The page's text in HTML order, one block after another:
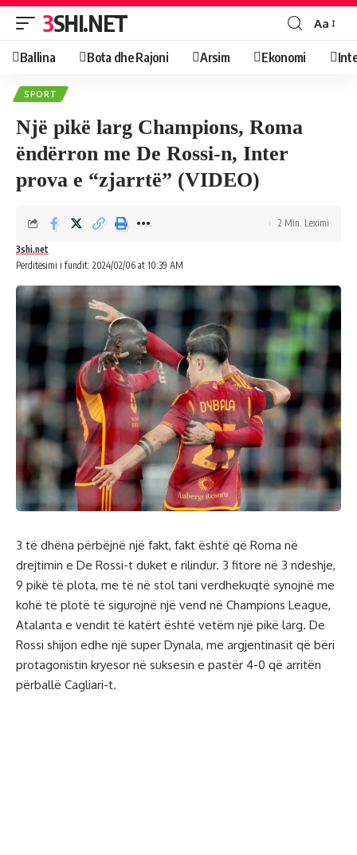
3SHI.NET Aa
Ballina Bota dhe Rajoni Arsim Ekonomi
SPORT
Një pikë larg Champions, Roma
ëndërron me De Rossi-n, Inter
prova e “zjarrtë” (VIDEO)
Përditësimi i fundit: 2024/02/06 at 10:39 AM
3shi.net
2 Min. Leximi
3 të dhëna përbëjnë një fakt, fakt është që Roma në
drejtimin e De Rossi-t duket e rilindur. 3 fitore në 3 ndeshje,
9 pikë të plota, me të në stol tani verdhekuqtë synojnë me
kohë të plotë të sigurojnë një vend në Champions League,
Atalanta e vendit të katërt është vetëm një pikë larg. De
Rossi shijon edhe një super Dynala, me argjentinasit që bëri
protagonistin kryesor në suksesin e pastër 4-0 që arritën
përballë Cagliari-t.